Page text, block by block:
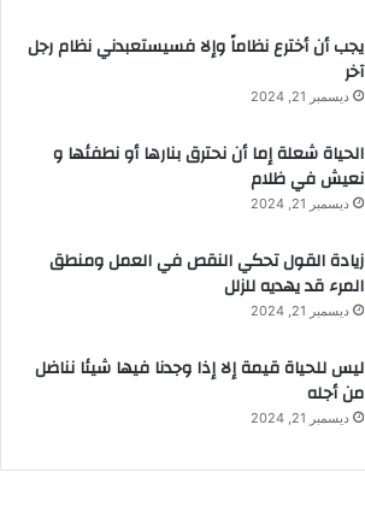
يجب أن أخترع نظاماً وإلا فسيستعبدني نظام رجل
آخر
ديسمبر 21, 2024
الحياة شعلة إما أن نحترق بنارها أو نطفئها و
نعيش في ظلام
ديسمبر 21, 2024
زيادة القول تحكي النقص في العمل ومنطق
المرء قد يهديه للزلل
ديسمبر 21, 2024
ليس للحياة قيمة إلا إذا وجدنا فيها شيئا نناضل
من أجله
ديسمبر 21, 2024